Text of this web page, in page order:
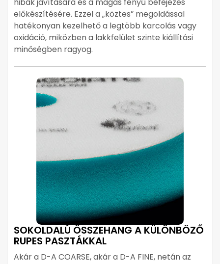
hibák javítására és a magas fényű befejezés
előkészítésére. Ezzel a „köztes” megoldással
hatékonyan kezelhető a legtöbb karcolás vagy
oxidáció, miközben a lakkfelület szinte kiállítási
minőségben ragyog.
SOKOLDALÚ ÖSSZEHANG A KÜLÖNBÖZŐ
RUPES PASZTÁKKAL
Akár a D-A COARSE, akár a D-A FINE, netán az